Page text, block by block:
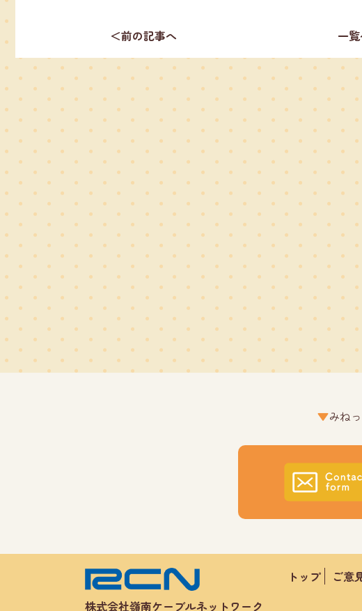
＜前の記事へ 一
みね
株式会社嶺南ケーブルネットワーク
トップ ご意